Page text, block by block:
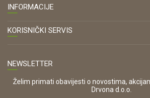
DRVONA D.O.O.
Antuna Mihanovića 7,
47000 Karlovac
OIB:
42821181683
INFORMACIJE
O nama
KORISNIČKI SERVIS
Zaštita privatnosti i osobnih podataka
Korištenje kolačića
Pravo na odustajanje i jednostrani raskid
NEWSLETTER
Želim primati obavijesti o novostima,
Drvona d.o.o.